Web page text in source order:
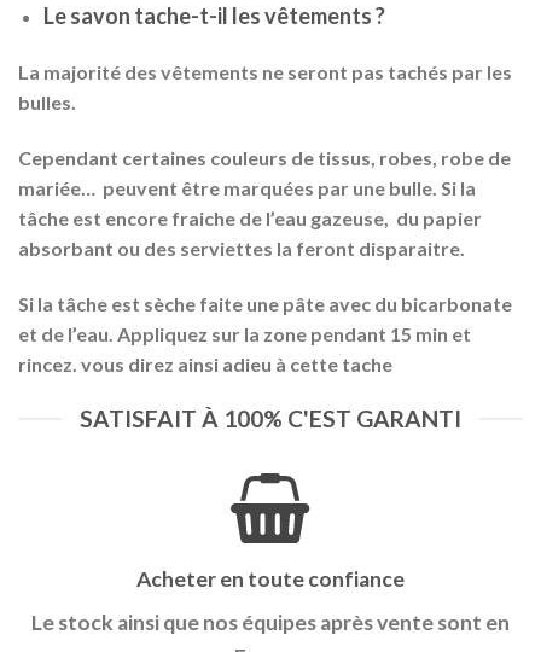
Le savon tache-t-il les vêtements ?
La majorité des vêtements ne seront pas tachés par les
bulles.
Cependant certaines couleurs de tissus, robes, robe de
mariée… peuvent être marquées par une bulle. Si la
tâche est encore fraiche de l’eau gazeuse, du papier
absorbant ou des serviettes la feront disparaitre.
Si la tâche est sèche faite une pâte avec du bicarbonate
et de l’eau. Appliquez sur la zone pendant 15 min et
rincez. vous direz ainsi adieu à cette tache
SATISFAIT À 100% C'EST GARANTI
Acheter en toute confiance
Le stock ainsi que nos équipes après vente sont en